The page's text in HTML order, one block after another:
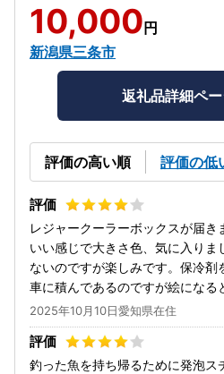
10,000 円
新潟県三条市
返礼品詳細ペ
評価の高い順 評価の低
レジャークーラーボックスが届き
いい感じで大きさ色、気に入りま
ないのですが楽しみです。保冷剤
車に積んであるのですが絵になる
2025年10月10日愛知県在住
釣った魚を持ち帰るために発泡ス